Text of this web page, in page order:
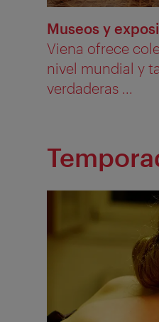
Museos y
Viena ofrece
nivel mundial y
verdaderas ...